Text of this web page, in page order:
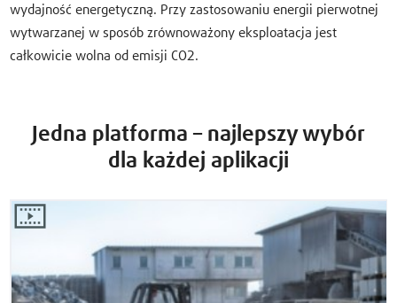
wydajność energetyczną. Przy zastosowaniu energii pierwotnej
wytwarzanej w sposób zrównoważony eksploatacja jest
całkowicie wolna od emisji CO2.
Jedna platforma – najlepszy wybór
dla każdej aplikacji